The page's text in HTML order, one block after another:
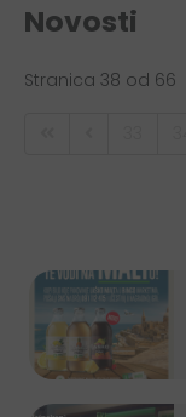
Novosti
Stranica 38 od 66